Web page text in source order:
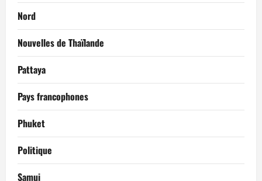
Nord
Nouvelles de Thaïlande
Pattaya
Pays francophones
Phuket
Politique
Samui